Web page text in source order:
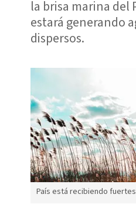
la brisa marina del
estará generando
dispersos.
País está recibiendo